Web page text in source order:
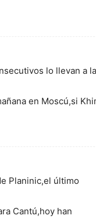
lo llevan a la
en Moscú,si
Planinic,el último
Cantú,hoy han